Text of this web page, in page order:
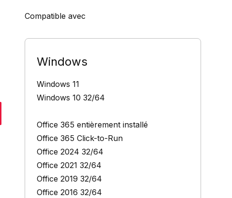
Compatible avec
Windows
Windows 11
Windows 10 32/64
Office 365 entièrement installé
Office 365 Click-to-Run
Office 2024 32/64
Office 2021 32/64
Office 2019 32/64
Office 2016 32/64